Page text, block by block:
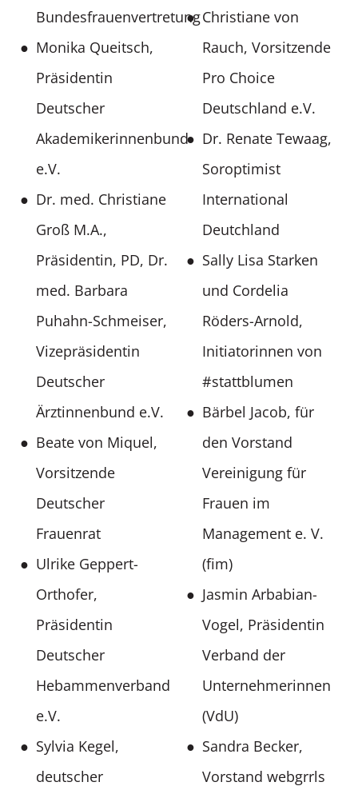
Bundesfrauenvertretung
Monika Queitsch,
Präsidentin
Deutscher
Akademikerinnenbund
e.V.
Dr. med. Christiane
Groß M.A.,
Präsidentin, PD, Dr.
med. Barbara
Puhahn-Schmeiser,
Vizepräsidentin
Deutscher
Ärztinnenbund e.V.
Beate von Miquel,
Vorsitzende
Deutscher
Frauenrat
Ulrike Geppert-
Orthofer,
Präsidentin
Deutscher
Hebammenverband
e.V.
Sylvia Kegel,
deutscher
Christiane von
Rauch, Vorsitzende
Pro Choice
Deutschland e.V.
Dr. Renate Tewaag,
Soroptimist
International
Deutchland
Sally Lisa Starken
und Cordelia
Röders-Arnold,
Initiatorinnen von
#stattblumen
Bärbel Jacob, für
den Vorstand
Vereinigung für
Frauen im
Management e. V.
(fim)
Jasmin Arbabian-
Vogel, Präsidentin
Verband der
Unternehmerinnen
(VdU)
Sandra Becker,
Vorstand webgrrls